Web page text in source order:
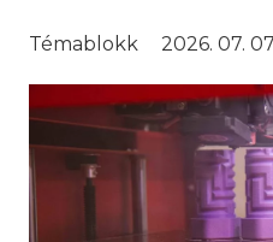
Témablokk 2026. 07.